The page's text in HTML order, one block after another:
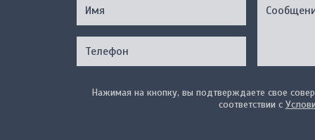
Нажимая на кнопку, вы подтверждаете свое
соответствии с